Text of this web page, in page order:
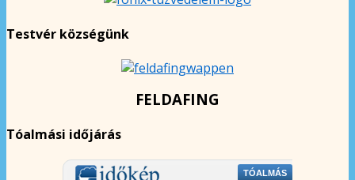
Testvér községünk
FELDAFING
Tóalmási időjárás